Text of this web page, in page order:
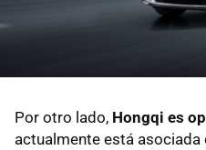
Por otro lado, Hongqi es
actualmente está asociada